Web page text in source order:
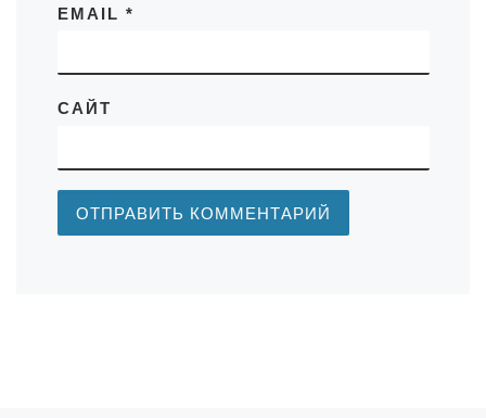
EMAIL *
САЙТ